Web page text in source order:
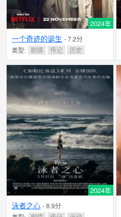
2024年
一个奇迹的诞生 - 7.2分
类型: 剧情 传记 历史
2024年
泳者之心 - 8.9分